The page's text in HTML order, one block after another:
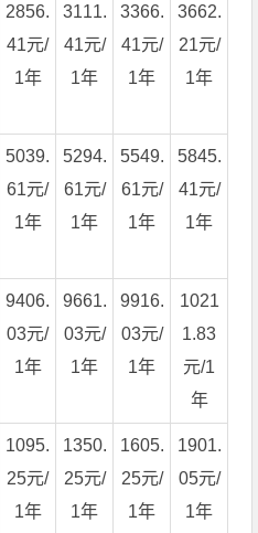
2856.
41元/
1年
3111.
41元/
1年
3366.
41元/
1年
3662.
21元/
1年
5039.
61元/
1年
5294.
61元/
1年
5549.
61元/
1年
5845.
41元/
1年
9406.
03元/
1年
9661.
03元/
1年
9916.
03元/
1年
1021
1.83
元/1
年
1095.
25元/
1年
1350.
25元/
1年
1605.
25元/
1年
1901.
05元/
1年